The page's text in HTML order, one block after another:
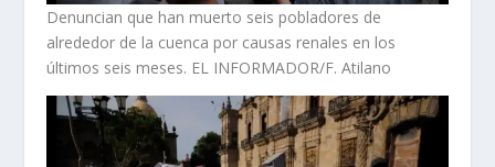
Denuncian que han muerto seis pobladores de
alrededor de la cuenca por causas renales en los
últimos seis meses. EL INFORMADOR/F. Atilano